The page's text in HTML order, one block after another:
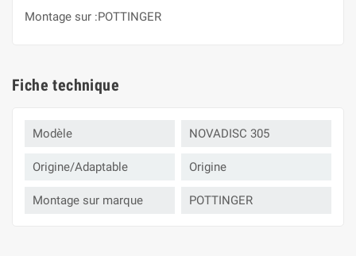
Montage sur :POTTINGER
Fiche technique
Modèle NOVADISC 305
Origine/Adaptable Origine
Montage sur marque POTTINGER